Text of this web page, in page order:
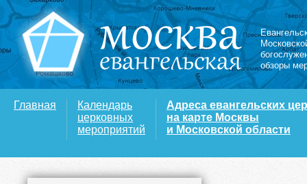
обзоры
Главная
Календарь
церковных
мероприятий
Адреса евангельских
на карте Москвы
и Московской области